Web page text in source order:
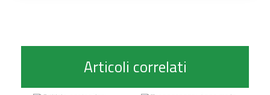
Articoli correlati